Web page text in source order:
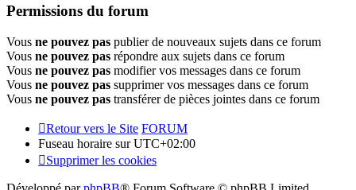
Permissions du forum
Vous ne pouvez pas publier de nouveaux sujets dans ce forum
Vous ne pouvez pas répondre aux sujets dans ce forum
Vous ne pouvez pas modifier vos messages dans ce forum
Vous ne pouvez pas supprimer vos messages dans ce forum
Vous ne pouvez pas transférer de pièces jointes dans ce forum
Retour vers le Site FORUM
Fuseau horaire surUTC+02:00
Supprimer les cookies